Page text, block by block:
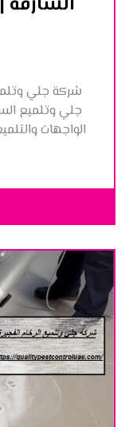
شركة جلي
جلي وتلميع
الواجهات